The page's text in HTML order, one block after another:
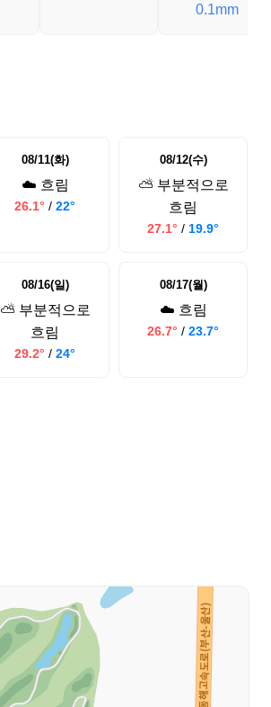
0.1mm
08/11(화)
☁️ 흐림
26.1° / 22°
08/12(수)
⛅ 부분적으로
흐림
27.1° / 19.9°
08/16(일)
⛅ 부분적으로
흐림
29.2° / 24°
08/17(월)
☁️ 흐림
26.7° / 23.7°